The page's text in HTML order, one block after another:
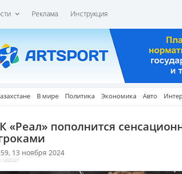
Реклама Инструкция
В мире Политика Экономика Авто
«Реал» пополнится
13 ноября 2024
1450221